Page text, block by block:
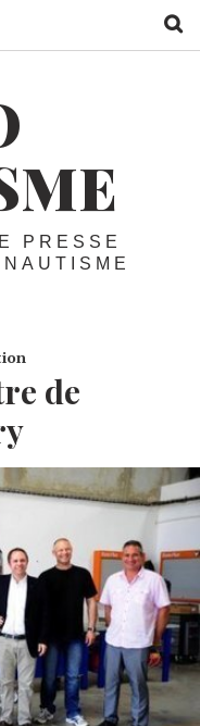
PRESSE
de